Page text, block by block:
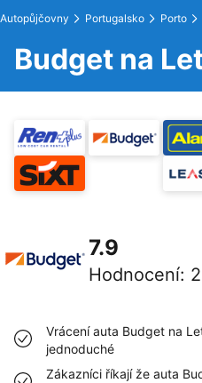
Autopůjčovny Portugalsko Porto
Budget na
7.9
Hodnocení:
Vrácení auta Budget na
jednoduché
Zákazníci říkají že auta